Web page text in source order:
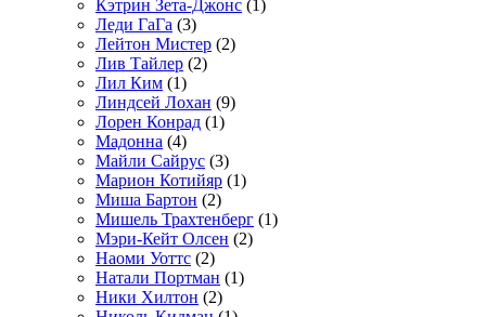
Кэтрин Зета-Джонс (1)
Леди ГаГа (3)
Лейтон Мистер (2)
Лив Тайлер (2)
Лил Ким (1)
Линдсей Лохан (9)
Лорен Конрад (1)
Мадонна (4)
Майли Сайрус (3)
Марион Котийяр (1)
Миша Бартон (2)
Мишель Трахтенберг (1)
Мэри-Кейт Олсен (2)
Наоми Уоттс (2)
Натали Портман (1)
Ники Хилтон (2)